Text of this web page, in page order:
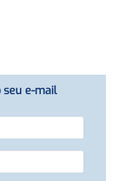
seu e-mail